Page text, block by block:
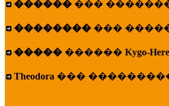
������ ���
�������� ���
����� ������ Kygo-
Theodora ���